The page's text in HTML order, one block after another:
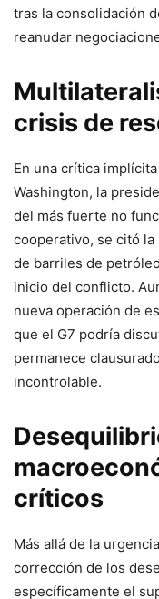
tras la consolidación
reanudar
crisis de
En una crítica
Washington, la
del más fuerte no
cooperativo, se citó
de barriles de
inicio del conflicto.
nueva operación de
que el G7 podría
permanece
incontrolable.
críticos
Más allá de la
corrección de los
específicamente el